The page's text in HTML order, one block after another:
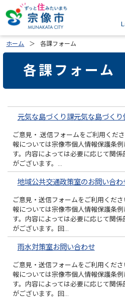
ホーム 各課フォーム
各課フォーム
元気な島づくり課元気な島づく
ご意見・.送信フォームをご利用くだ
報については宗像市個人情報保護条
す。内容によっては必要に応じて関
がございます。…
地域公共交通政策室のお問い合わ
ご意見・送信フォームをご利用くだ
報については宗像市個人情報保護条
す。内容によっては必要に応じて関
がございます。回…
雨水対策室お問い合わせ
ご意見・送信フォームをご利用くだ
報については宗像市個人情報保護条
す。内容によっては必要に応じて関
がございます。回…